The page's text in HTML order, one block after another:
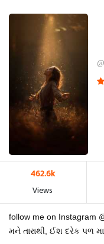
462.6k
Views
follow me on
મને તારાથી, ઈશ દરેક પળ